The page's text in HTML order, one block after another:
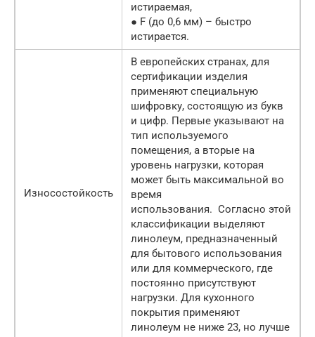
истираемая,
● F (до 0,6 мм) – быстро
истирается.
Износостойкость
В европейских странах, для
сертификации изделия
применяют специальную
шифровку, состоящую из букв
и цифр. Первые указывают на
тип используемого
помещения, а вторые на
уровень нагрузки, которая
может быть максимальной во
время
использования. Согласно этой
классификации выделяют
линолеум, предназначенный
для бытового использования
или для коммерческого, где
постоянно присутствуют
нагрузки. Для кухонного
покрытия применяют
линолеум не ниже 23, но лучше